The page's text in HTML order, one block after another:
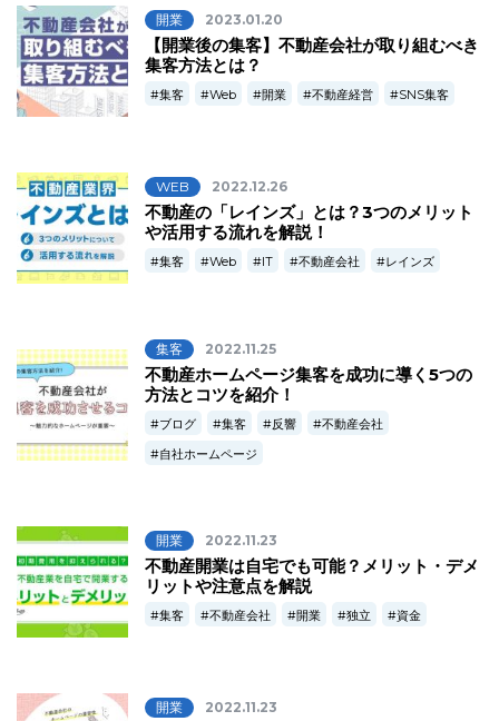
開業 2023.01.20
【開業後の集客】不動産会社が取り組むべき
集客方法とは？
集客 Web 開業 不動産経営 SNS集客
WEB 2022.12.26
不動産の「レインズ」とは？3つのメリット
や活用する流れを解説！
集客 Web IT 不動産会社 レインズ
集客 2022.11.25
不動産ホームページ集客を成功に導く5つの
方法とコツを紹介！
ブログ 集客 反響
不動産会社
自社ホームページ
開業 2022.11.23
不動産開業は自宅でも可能？メリット・デメ
リットや注意点を解説
集客 不動産会社 開業 独立 資金
開業 2022.11.23